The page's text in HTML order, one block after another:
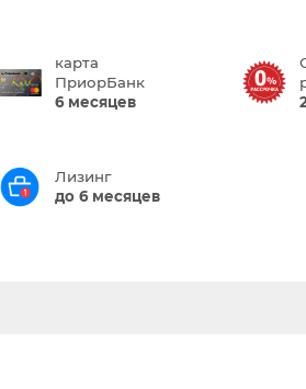
карта
ПриорБанк
6 месяцев
Лизинг
до 6 месяцев